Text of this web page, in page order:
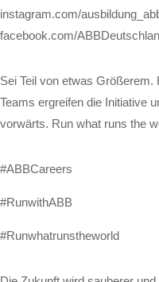
instagram.com/
facebook.com/
Sei Teil von etwas
Teams ergreifen die Initiative
vorwärts. Run what runs the
#ABBCareers
#RunwithABB
#Runwhatrunstheworld